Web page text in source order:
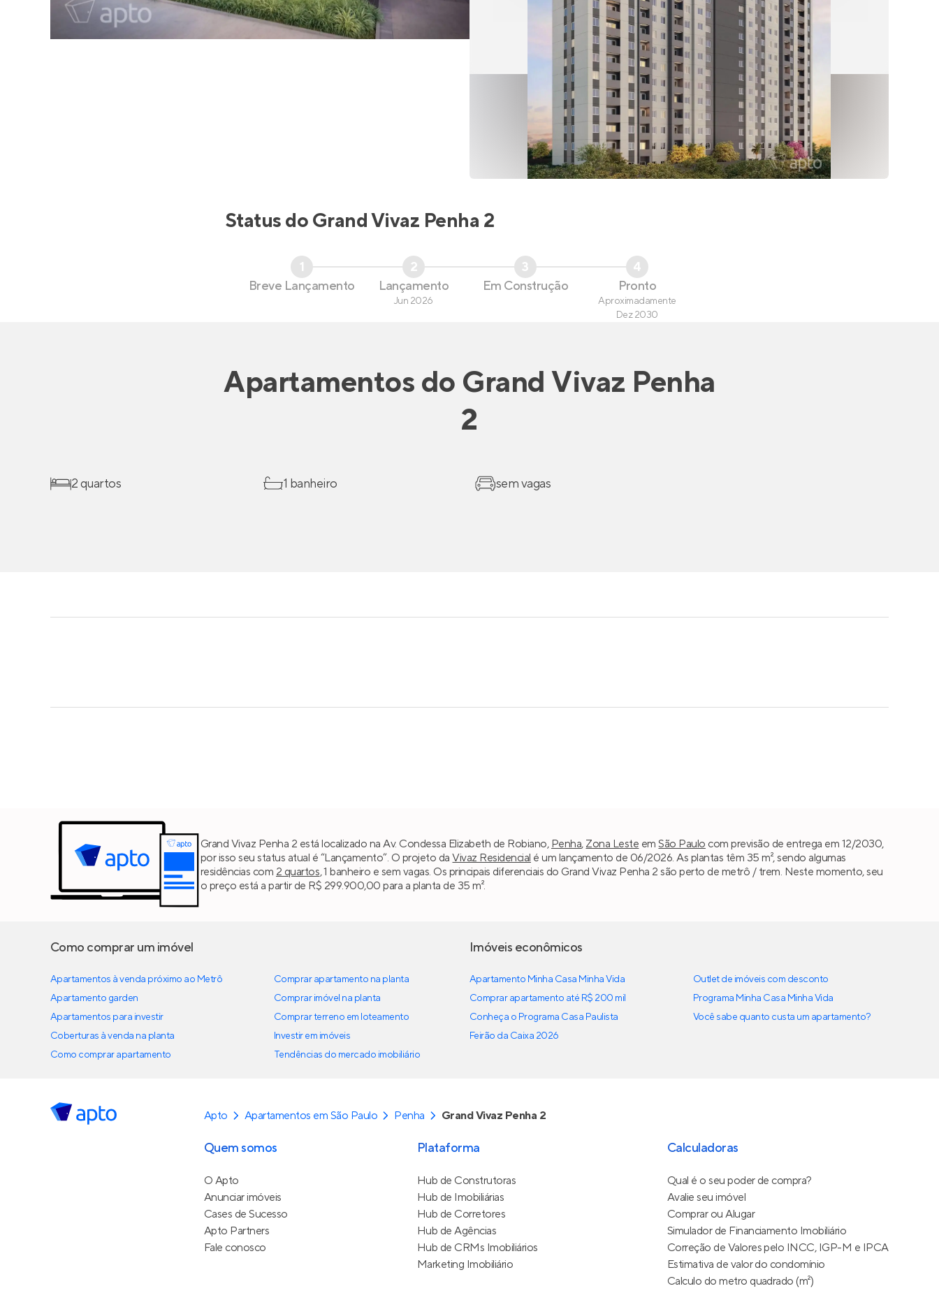
Status doGrand Vivaz Penha 2
1
Breve Lançamento
2
Lançamento
Jun 2026
3
Em Construção
4
Pronto
Aproximadamente
Dez 2030
Apartamentos do Grand Vivaz Penha
2
2 quartos 1 banheiro sem vagas
Grand Vivaz Penha 2 está localizado na Av. Condessa Elizabeth de Robiano, Penha, Zona Leste emSão Paulo com previsão de entrega em 12/2030,
por isso seu status atual é “Lançamento”. O projeto daVivaz Residencial é um lançamento de 06/2026. As plantas têm 35 m², sendo algumas
residências com 2 quartos, 1 banheiro e sem vagas. Os principais diferenciais do Grand Vivaz Penha 2 são perto de metrô / trem. Neste momento, seu
o preço está a partir de R$ 299.900,00 para a planta de 35 m².
Como comprar um imóvel
Apartamentos à venda próximo ao Metrô
Apartamento garden
Apartamentos para investir
Coberturas à venda na planta
Como comprar apartamento
Comprar apartamento na planta
Comprar imóvel na planta
Comprar terreno em loteamento
Investir em imóveis
Tendências do mercado imobiliário
Imóveis econômicos
Apartamento Minha Casa Minha Vida
Comprar apartamento até R$ 200 mil
Conheça o Programa Casa Paulista
Feirão da Caixa 2026
Outlet de imóveis com desconto
Programa Minha Casa Minha Vida
Você sabe quanto custa um apartamento?
Apto Apartamentos em São Paulo Penha Grand Vivaz Penha 2
Quem somos
O Apto
Anunciar imóveis
Cases de Sucesso
Apto Partners
Fale conosco
Plataforma
Hub de Construtoras
Hub de Imobiliárias
Hub de Corretores
Hub de Agências
Hub de CRMs Imobiliários
Marketing Imobiliário
Calculadoras
Qual é o seu poder de compra?
Avalie seu imóvel
Comprar ou Alugar
Simulador de Financiamento Imobiliário
Correção de Valores pelo INCC, IGP-M e IPCA
Estimativa de valor do condomínio
Calculo do metro quadrado (m²)